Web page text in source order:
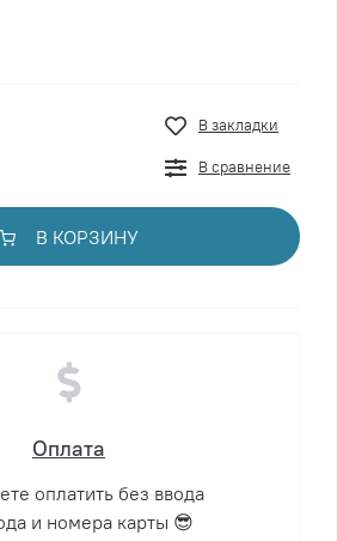
В закладки
В сравнение
В КОРЗИНУ
Оплата
оплатить без ввода
и номера карты 😎